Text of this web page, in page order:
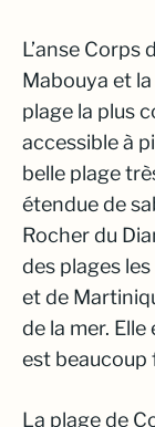
L’anse Corps
Mabouya et
plage la plus
accessible à
belle plage
étendue de
Rocher du
des plages
et de
de la mer.
est beaucoup
La plage de